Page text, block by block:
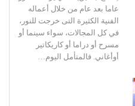
عاما بعد عام من خلال أعماله
الفنية الكثيرة التى خرجت للنور،
في كل المجالات، سواء سينما أو
مسرح أو دراما أو كاريكاتير
أوأغاني. فالمتأمل اليوم…